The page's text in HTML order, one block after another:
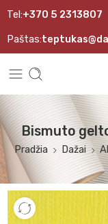
Tel:+370 5 2313807
Paštas:
Bismuto
Pradžia Dažai